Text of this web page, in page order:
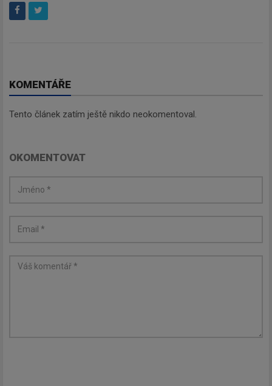
KOMENTÁŘE
Tento článek zatím ještě nikdo neokomentoval.
OKOMENTOVAT
budeme zasílat ty nejdůležitější